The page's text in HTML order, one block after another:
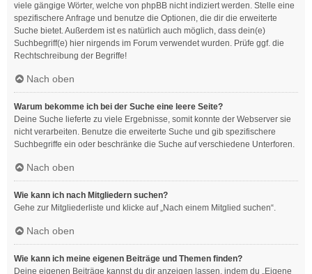
viele gängige Wörter, welche von phpBB nicht indiziert werden. Stelle eine
spezifischere Anfrage und benutze die Optionen, die dir die erweiterte
Suche bietet. Außerdem ist es natürlich auch möglich, dass dein(e)
Suchbegriff(e) hier nirgends im Forum verwendet wurden. Prüfe ggf. die
Rechtschreibung der Begriffe!
Nach oben
Warum bekomme ich bei der Suche eine leere Seite?
Deine Suche lieferte zu viele Ergebnisse, somit konnte der Webserver sie
nicht verarbeiten. Benutze die erweiterte Suche und gib spezifischere
Suchbegriffe ein oder beschränke die Suche auf verschiedene Unterforen.
Nach oben
Wie kann ich nach Mitgliedern suchen?
Gehe zur Mitgliederliste und klicke auf „Nach einem Mitglied suchen“.
Nach oben
Wie kann ich meine eigenen Beiträge und Themen finden?
Deine eigenen Beiträge kannst du dir anzeigen lassen, indem du „Eigene